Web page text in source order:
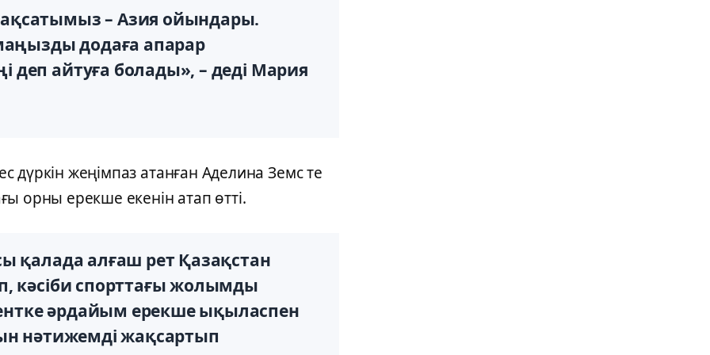
– Азия ойындары.
додаға апарар
айтуға болады», – деді Мария
жеңімпаз атанған Аделина Земс те
орны ерекше екенін атап өтті.
қалада алғаш рет Қазақстан
кәсіби спорттағы жолымды
әрдайым ерекше ықыласпен
нәтижемді жақсартып